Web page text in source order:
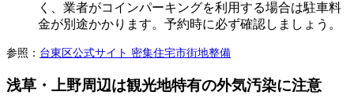
く、業者がコインパーキングを利用する場合は駐車料
金が別途かかります。予約時に必ず確認しましょう。
参照： 台東区公式サイト 密集住宅市街地整備
浅草・上野周辺は観光地特有の外気汚染に注意